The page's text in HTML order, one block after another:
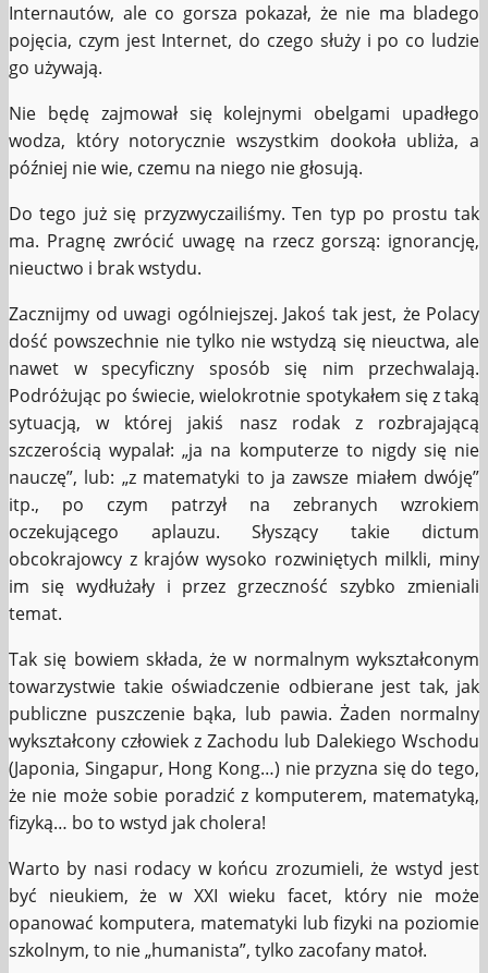
Internautów, ale co gorsza pokazał, że nie ma bladego
pojęcia, czym jest Internet, do czego służy i po co ludzie
go używają.
Nie będę zajmował się kolejnymi obelgami upadłego
wodza, który notorycznie wszystkim dookoła ubliża, a
później nie wie, czemu na niego nie głosują.
Do tego już się przyzwyczailiśmy. Ten typ po prostu tak
ma. Pragnę zwrócić uwagę na rzecz gorszą: ignorancję,
nieuctwo i brak wstydu.
Zacznijmy od uwagi ogólniejszej. Jakoś tak jest, że Polacy
dość powszechnie nie tylko nie wstydzą się nieuctwa, ale
nawet w specyficzny sposób się nim przechwalają.
Podróżując po świecie, wielokrotnie spotykałem się z taką
sytuacją, w której jakiś nasz rodak z rozbrajającą
szczerością wypalał: „ja na komputerze to nigdy się nie
nauczę”, lub: „z matematyki to ja zawsze miałem dwóję”
itp., po czym patrzył na zebranych wzrokiem
oczekującego aplauzu. Słyszący takie dictum
obcokrajowcy z krajów wysoko rozwiniętych milkli, miny
im się wydłużały i przez grzeczność szybko zmieniali
temat.
Tak się bowiem składa, że w normalnym wykształconym
towarzystwie takie oświadczenie odbierane jest tak, jak
publiczne puszczenie bąka, lub pawia. Żaden normalny
wykształcony człowiek z Zachodu lub Dalekiego Wschodu
(Japonia, Singapur, Hong Kong…) nie przyzna się do tego,
że nie może sobie poradzić z komputerem, matematyką,
fizyką… bo to wstyd jak cholera!
Warto by nasi rodacy w końcu zrozumieli, że wstyd jest
być nieukiem, że w XXI wieku facet, który nie może
opanować komputera, matematyki lub fizyki na poziomie
szkolnym, to nie „humanista”, tylko zacofany matoł.